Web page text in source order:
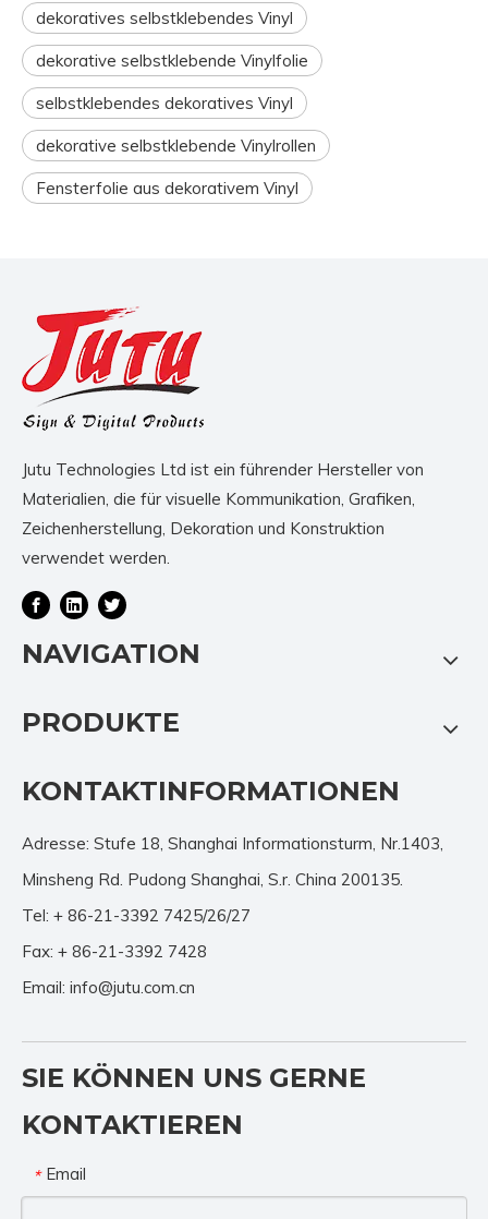
dekoratives selbstklebendes Vinyl
dekorative selbstklebende Vinylfolie
selbstklebendes dekoratives Vinyl
dekorative selbstklebende Vinylrollen
Fensterfolie aus dekorativem Vinyl
Jutu Technologies Ltd ist ein führender Hersteller von
Materialien, die für visuelle Kommunikation, Grafiken,
Zeichenherstellung, Dekoration und Konstruktion
verwendet werden.
NAVIGATION
PRODUKTE
KONTAKTINFORMATIONEN
Adresse: Stufe 18, Shanghai Informationsturm, Nr.1403,
Minsheng Rd. Pudong Shanghai, S.r. China 200135.
Tel: + 86-21-3392 7425/26/27
Fax: + 86-21-3392 7428
Email: info@jutu.com.cn
SIE KÖNNEN UNS GERNE
KONTAKTIEREN
* Email